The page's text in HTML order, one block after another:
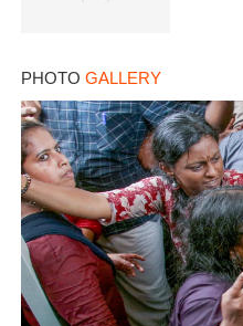
PHOTO GALLERY